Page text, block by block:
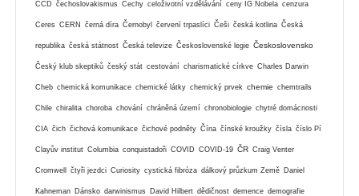
CCD čechoslovakismus Čechy celoživotní vzdělávání ceny IG Nobela cenzura
Ceres CERN černá díra Černobyl červení trpaslíci Češi česká kotlina Česká
republika česká státnost Česká televize Československé legie Československo
Český klub skeptiků český stát cestování charismatické církve Charles Darwin
Cheb chemická komunikace chemické látky chemický prvek chemie chemtrails
Chile chiralita choroba chování chráněná území chronobiologie chytré domácnosti
CIA čich čichová komunikace čichové podněty Čína čínské kroužky čísla číslo Pí
Clayův institut Columbia conquistadoři COVID COVID-19 ČR Craig Venter
Cromwell čtyři jezdci Curiosity cystická fibróza dálkový průzkum Země Daniel
Kahneman Dánsko darwinismus David Hilbert dědičnost demence demografie